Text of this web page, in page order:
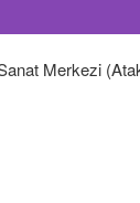
Merkezi